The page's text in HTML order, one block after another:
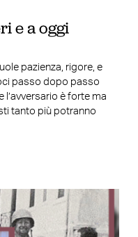
e a oggi
pazienza, rigore, e
passo dopo passo
l’avversario è forte ma
tanto più potranno